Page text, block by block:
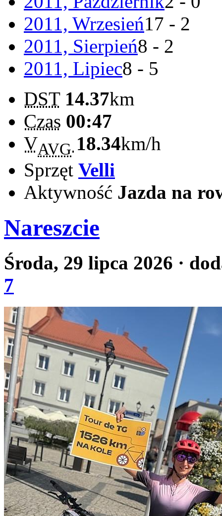
2011, Wrzesień17 - 2
2011, Sierpień8 - 2
2011, Lipiec8 - 5
DST 14.37km
Czas 00:47
VAVG 18.34km/h
Sprzęt Velli
Aktywność Jazda na
Nareszcie
Środa, 29 lipca 2026 ·
7